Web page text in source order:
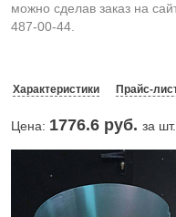
можно сделав заказ на
487-00-44.
Характеристики Прайс-
Цена: 1776.6 руб. за шт.